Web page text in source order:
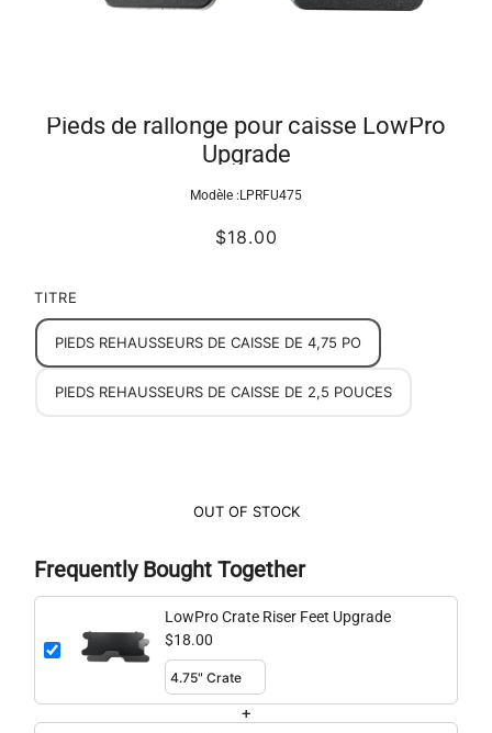
Pieds de rallonge pour caisse LowPro
Upgrade
Modèle : LPRFU475
$18.00
TITRE
PIEDS REHAUSSEURS DE CAISSE DE 4,75 PO
PIEDS REHAUSSEURS DE CAISSE DE 2,5 POUCES
OUT OF STOCK
Frequently Bought Together
LowPro Crate Riser Feet Upgrade
$18.00
+